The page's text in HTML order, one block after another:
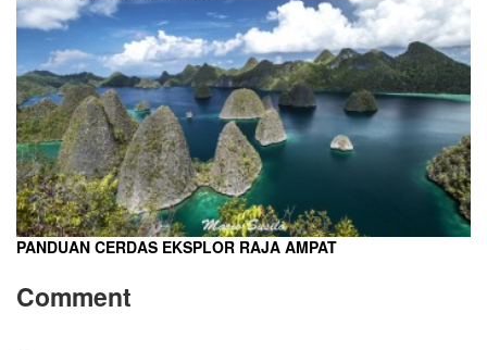
PANDUAN CERDAS EKSPLOR RAJA AMPAT
Comment